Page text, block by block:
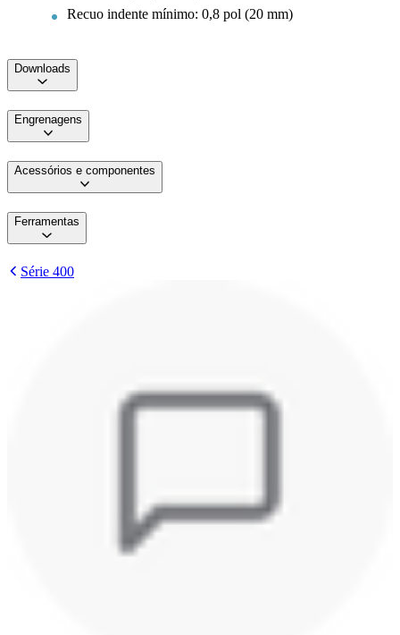
Recuo indente mínimo: 0,8 pol (20 mm)
Downloads
Engrenagens
Acessórios e componentes
Ferramentas
Série 400